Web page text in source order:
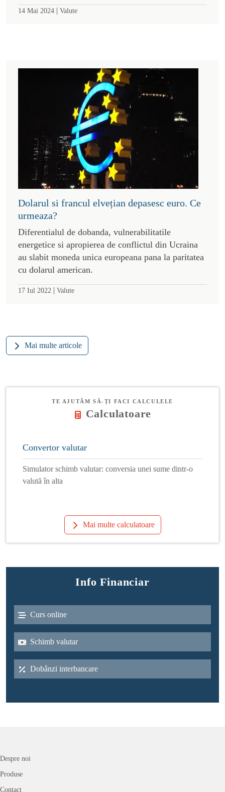
14 Mai 2024 | Valute
Dolarul si francul elvețian depasesc euro. Ce
urmeaza?
Diferentialul de dobanda, vulnerabilitatile
energetice si apropierea de conflictul din Ucraina
au slabit moneda unica europeana pana la paritatea
cu dolarul american.
17 Iul 2022 | Valute
Mai multe articole
TE AJUTĂM SĂ-ȚI FACI CALCULELE
Calculatoare
Convertor valutar
Simulator schimb valutar: conversia unei sume dintr-o
valută în alta
Mai multe calculatoare
Info Financiar
Curs online
Schimb valutar
Dobânzi interbancare
Despre noi
Produse
Contact